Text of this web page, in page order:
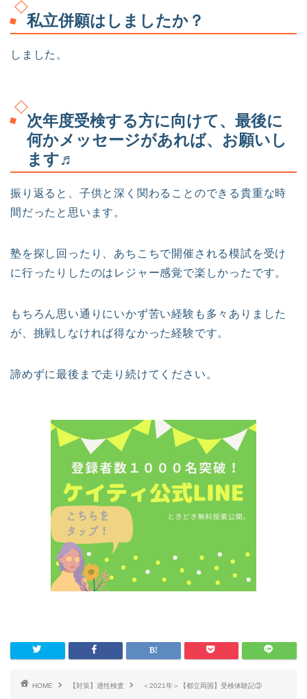
私立併願はしましたか？
しました。
次年度受検する方に向けて、最後に
何かメッセージがあれば、お願いし
ます♬
振り返ると、子供と深く関わることのできる貴重な時
間だったと思います。
塾を探し回ったり、あちこちで開催される模試を受け
に行ったりしたのはレジャー感覚で楽しかったです。
もちろん思い通りにいかず苦い経験も多々ありました
が、挑戦しなければ得なかった経験です。
諦めずに最後まで走り続けてください。
HOME 【対策】適性検査 ＜2021年＞【都立両国】受検体験記③